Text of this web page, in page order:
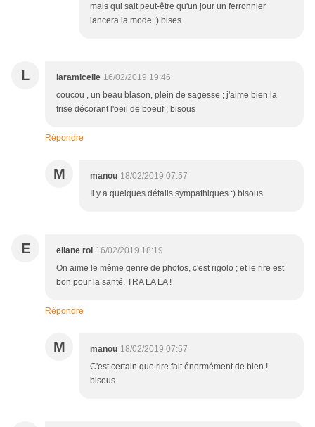
mais qui sait peut-être qu'un jour un ferronnier
lancera la mode :) bises
L laramicelle 16/02/2019 19:46
coucou , un beau blason, plein de sagesse ; j'aime bien la
frise décorant l'oeil de boeuf ; bisous
Répondre
M manou 18/02/2019 07:57
Il y a quelques détails sympathiques :) bisous
E eliane roi 16/02/2019 18:19
On aime le même genre de photos, c'est rigolo ; et le rire est
bon pour la santé. TRA LA LA !
Répondre
M manou 18/02/2019 07:57
C'est certain que rire fait énormément de bien !
bisous